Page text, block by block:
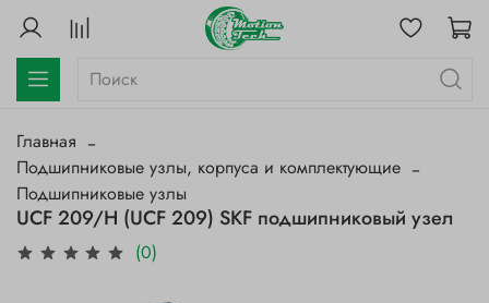
Главная
Подшипниковые узлы, корпуса и комплектующие
Подшипниковые узлы
UCF 209/H (UCF 209) SKF подшипниковый узел
(0)